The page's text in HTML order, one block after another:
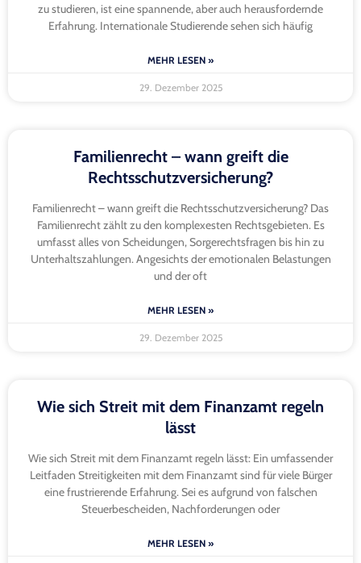
zu studieren, ist eine spannende, aber auch herausfordernde
Erfahrung. Internationale Studierende sehen sich häufig
MEHR LESEN »
29. Dezember 2025
Familienrecht – wann greift die
Rechtsschutzversicherung?
Familienrecht – wann greift die Rechtsschutzversicherung? Das
Familienrecht zählt zu den komplexesten Rechtsgebieten. Es
umfasst alles von Scheidungen, Sorgerechtsfragen bis hin zu
Unterhaltszahlungen. Angesichts der emotionalen Belastungen
und der oft
MEHR LESEN »
29. Dezember 2025
Wie sich Streit mit dem Finanzamt regeln
lässt
Wie sich Streit mit dem Finanzamt regeln lässt: Ein umfassender
Leitfaden Streitigkeiten mit dem Finanzamt sind für viele Bürger
eine frustrierende Erfahrung. Sei es aufgrund von falschen
Steuerbescheiden, Nachforderungen oder
MEHR LESEN »